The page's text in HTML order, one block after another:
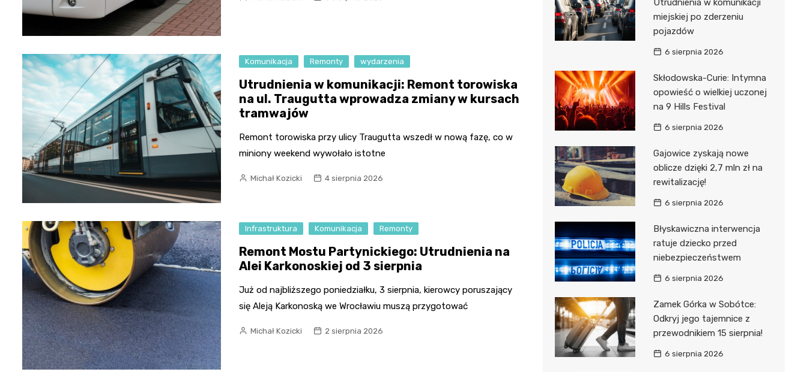
Komunikacja Remonty wydarzenia
Utrudnienia w komunikacji: Remont torowiska
na ul. Traugutta wprowadza zmiany w kursach
tramwajów
Remont torowiska przy ulicy Traugutta wszedł w nową fazę, co w
miniony weekend wywołało istotne
Michał Kozicki 4 sierpnia 2026
Infrastruktura Komunikacja Remonty
Remont Mostu Partynickiego: Utrudnienia na
Alei Karkonoskiej od 3 sierpnia
Już od najbliższego poniedziałku, 3 sierpnia, kierowcy poruszający
się Aleją Karkonoską we Wrocławiu muszą przygotować
Michał Kozicki 2 sierpnia 2026
Utrudnienia w komunikacji
miejskiej po zderzeniu
pojazdów
6 sierpnia 2026
Skłodowska-Curie: Intymna
opowieść o wielkiej uczonej
na 9 Hills Festival
6 sierpnia 2026
Gajowice zyskają nowe
oblicze dzięki 2,7 mln zł na
rewitalizację!
6 sierpnia 2026
Błyskawiczna interwencja
ratuje dziecko przed
niebezpieczeństwem
6 sierpnia 2026
Zamek Górka w Sobótce:
Odkryj jego tajemnice z
przewodnikiem 15 sierpnia!
6 sierpnia 2026